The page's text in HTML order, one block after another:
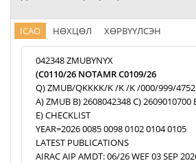
ICAO НӨХЦӨЛ ХӨРВҮҮЛСЭН
042348 ZMUBYNYX
(C0110/26 NOTAMR C0109/26
Q) ZMUB/QKKKK/K /K /K /000/999/
A) ZMUB B) 2608042348 C) 2609010700
E) CHECKLIST
YEAR=2026 0085 0098 0102 0104 0105
LATEST PUBLICATIONS
AIRAC AIP AMDT: 06/26 WEF 03 SEP